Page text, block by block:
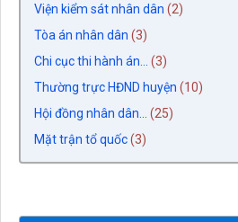
Viện kiểm sát nhân dân (2)
Tòa án nhân dân (3)
Chi cục thi hành án...
(3)
Thường trực HĐND huyện (10)
Hội đồng nhân dân...
(25)
Mặt trận tổ quốc(3)